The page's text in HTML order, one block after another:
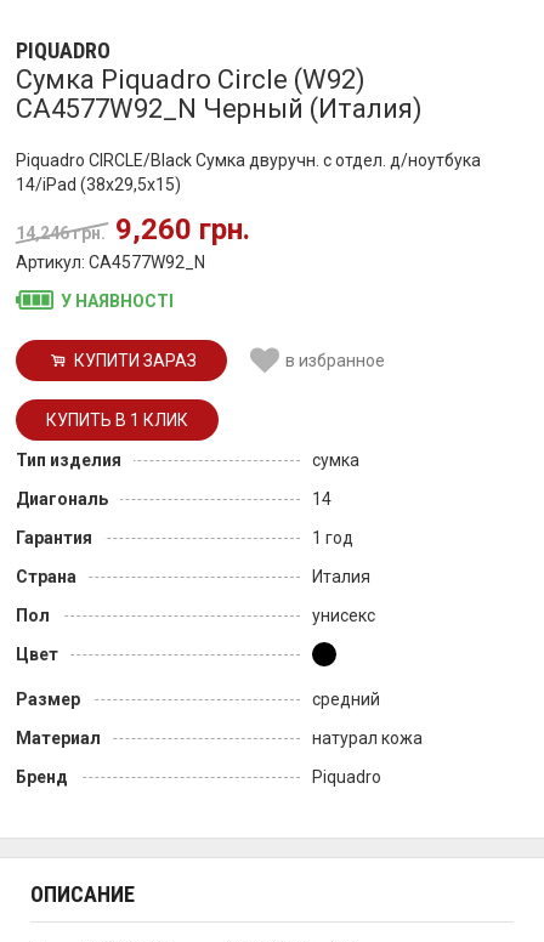
PIQUADRO
Сумка Piquadro Circle (W92)
CA4577W92_N Черный (Италия)
Piquadro CIRCLE/Black Сумка двуручн. с отдел. д/ноутбука
14/iPad (38x29,5x15)
14,246 грн. 9,260 грн.
Артикул: CA4577W92_N
У НАЯВНОСТІ
КУПИТИ ЗАРАЗ в избранное
Тип изделия
сумка
Диагональ
14
Гарантия
1 год
Страна
Италия
Пол
унисекс
Цвет
Размер
средний
Материал
натурал кожа
Бренд
Piquadro
ОПИСАНИЕ